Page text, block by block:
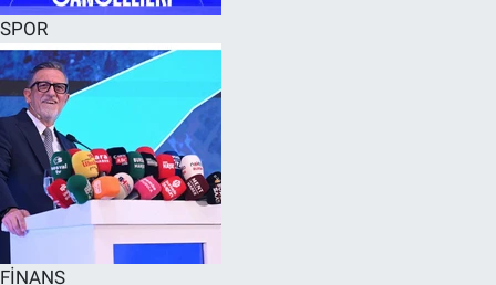
SPOR
FİNANS